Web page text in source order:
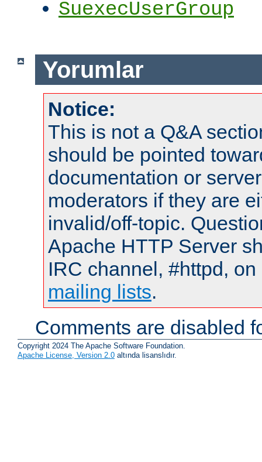
SuexecUserGroup
Yorumlar
Notice:
This is not a Q&A
should be pointed
documentation or
moderators if they are
invalid/off-topic.
Apache HTTP Server
IRC channel, #httpd,
mailing lists.
Comments are disabled
Copyright 2024 The Apache Software Foundation.
Apache License, Version 2.0 altında lisanslıdır.